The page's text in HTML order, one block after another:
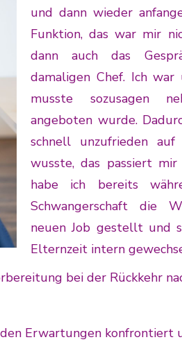
und dann wieder
Funktion, das war mir
dann auch das
damaligen Chef. Ich
musste sozusagen
angeboten wurde.
schnell unzufrieden
wusste, das passiert
habe ich bereits
Schwangerschaft die
neuen Job gestellt und
Elternzeit intern
bei der Rückkehr
Erwartungen konfrontiert